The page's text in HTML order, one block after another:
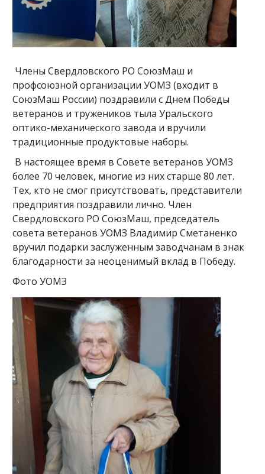
Члены Свердловского РО СоюзМаш и
профсоюзной организации УОМЗ (входит в
СоюзМаш России) поздравили с Днем Победы
ветеранов и тружеников тыла Уральского
оптико-механического завода и вручили
традиционные продуктовые наборы.
В настоящее время в Совете ветеранов УОМЗ
более 70 человек, многие из них старше 80 лет.
Тех, кто не смог присутствовать, представители
предприятия поздравили лично. Член
Свердловского РО СоюзМаш, председатель
совета ветеранов УОМЗ Владимир Сметаненко
вручил подарки заслуженным заводчанам в знак
благодарности за неоценимый вклад в Победу.
Фото УОМЗ